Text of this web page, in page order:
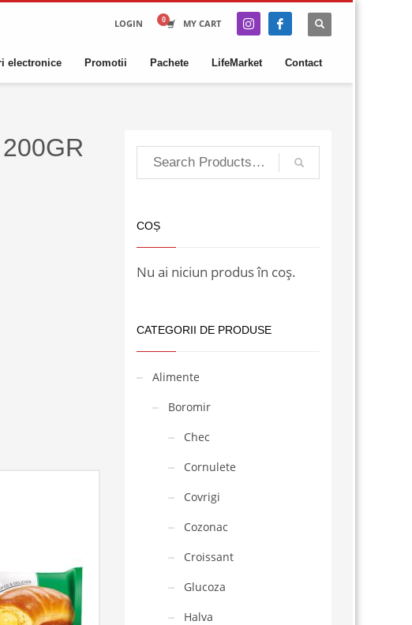
LOGIN MY CART
electronice Promotii Pachete LifeMarket Contact
COȘ
Nu ai niciun produs în coș.
CATEGORII DE PRODUSE
Alimente
Boromir
Chec
Cornulete
Covrigi
Cozonac
Croissant
Glucoza
Halva